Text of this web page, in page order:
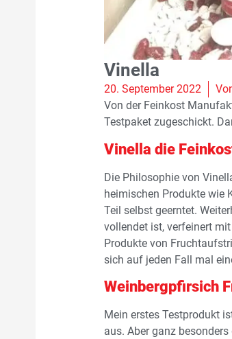
Vinella
20. September 2022
Von der Feinkost
Testpaket zugeschickt.
Vinella die
Die Philosophie von
heimischen Produkte wie
Teil selbst geerntet.
vollendet ist, verfeinert
Produkte von
sich auf jeden Fall mal
Weinbergpfirsich
Mein erstes Testprodukt
aus. Aber ganz